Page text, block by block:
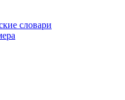
словари